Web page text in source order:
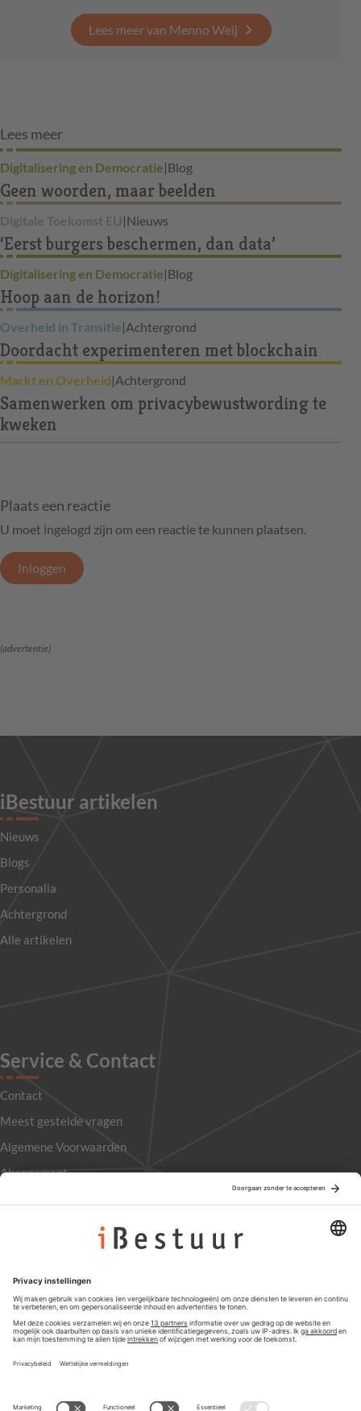
Lees meer van Menno Weij
Lees meer
Digitalisering en Democratie|Blog
Geen woorden, maar beelden
Digitale Toekomst EU |Nieuws
‘Eerst burgers beschermen, dan data’
Digitalisering en Democratie|Blog
Hoop aan de horizon!
Overheid in Transitie|Achtergrond
Doordacht experimenteren met blockchain
Markt en Overheid|Achtergrond
Samenwerken om privacybewustwording te
kweken
Plaats een reactie
U moet ingelogd zijn om een reactie te kunnen plaatsen.
Inloggen
(advertentie)
iBestuur artikelen
Nieuws
Blogs
Personalia
Achtergrond
Alle artikelen
Service & Contact
Contact
Meest gestelde vragen
Algemene Voorwaarden
Abonnement
Privacyinstellingen